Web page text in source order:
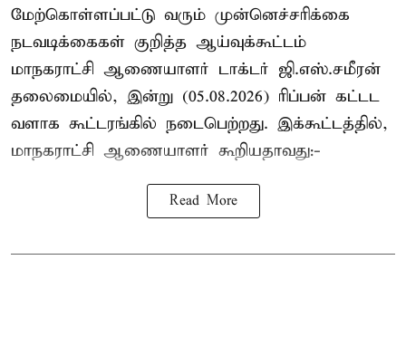
மேற்கொள்ளப்பட்டு வரும் முன்னெச்சரிக்கை
நடவடிக்கைகள் குறித்த ஆய்வுக்கூட்டம்
மாநகராட்சி ஆணையாளர் டாக்டர் ஜி.எஸ்.சமீரன்
தலைமையில், இன்று (05.08.2026) ரிப்பன் கட்டட
வளாக கூட்டரங்கில் நடைபெற்றது. இக்கூட்டத்தில்,
மாநகராட்சி ஆணையாளர் கூறியதாவது:-
Read More